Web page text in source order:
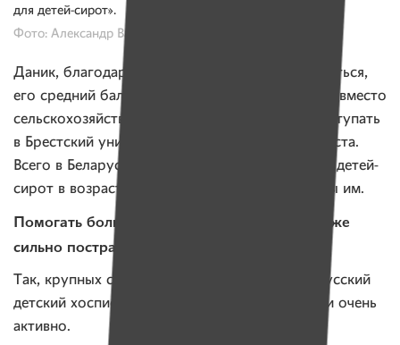
для детей-сирот».
Фото: Александр Васюкович для ИМЕН
Даник, благодаря проекту, уже стал лучше учиться,
его средний балл быстро вырос с 7,5 до 8,5. И вместо
сельскохозяйственного колледжа он будет поступать
в Брестский университет на физика-программиста.
Всего в Беларуси сейчас живет около 15 тысяч детей-
сирот в возрасте 12-17 лет. И мы с вами нужны им.
Помогать больше нужно сейчас и тем, кто уже
сильно пострадал от кризиса
Так, крупных спонсоров лишился даже Белорусский
детский хоспис, который всегда поддерживали очень
активно.